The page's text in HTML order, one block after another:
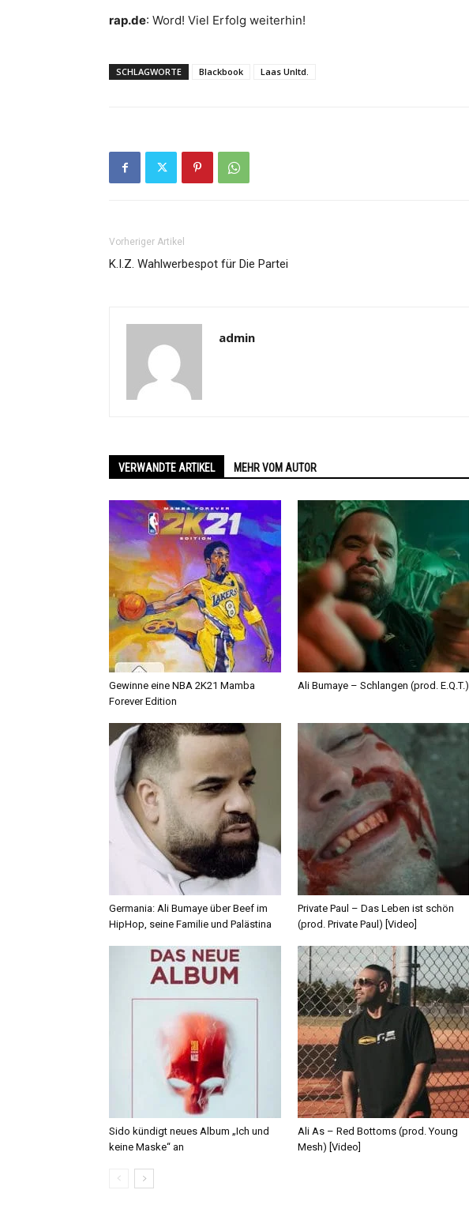
rap.de: Word! Viel Erfolg weiterhin!
SCHLAGWORTE Blackbook Laas Unltd.
Vorheriger Artikel
K.I.Z. Wahlwerbespot für Die Partei
admin
VERWANDTE ARTIKEL MEHR VOM AUTOR
Gewinne eine NBA 2K21 Mamba
Forever Edition
Ali Bumaye – Schlangen (prod. E.Q.T.)
Germania: Ali Bumaye über Beef im
HipHop, seine Familie und Palästina
Private Paul – Das Leben ist schön
(prod. Private Paul) [Video]
Sido kündigt neues Album „Ich und
keine Maske“ an
Ali As – Red Bottoms (prod. Young
Mesh) [Video]